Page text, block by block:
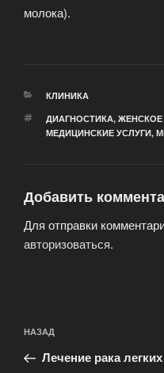
молока).
РУБРИКИ
КЛИНИКА
МЕТКИ
ДИАГНОСТИКА,
МЕДИЦИНСКИЕ УСЛУГИ,
Добавить
Для отправки
авторизоваться.
по
записям
Предыдущая
запись:
НАЗАД
Лечение рака легких